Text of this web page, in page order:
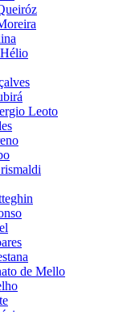
Leoto
de Mello